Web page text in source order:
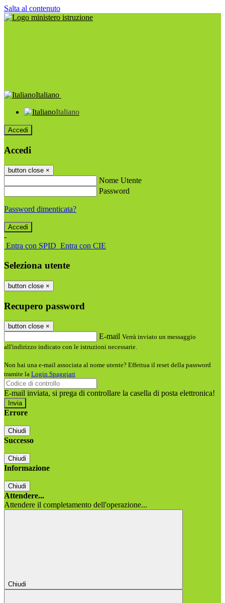
Salta al contenuto
Italiano
Italiano
Accedi
Accedi
button close ×
Nome Utente
Password
Password dimenticata?
-
Entra con SPID Entra con CIE
Seleziona utente
button close ×
Recupero password
button close ×
E-mail Verrà inviato un messaggio
all'indirizzo indicato con le istruzioni necessarie.
Non hai una e-mail associata al nome utente? Effettua il reset della password
tramite la Login Spaggiari
E-mail inviata, si prega di controllare la casella di posta elettronica!
Errore
Chiudi
Successo
Chiudi
Informazione
Chiudi
Attendere...
Attendere il completamento dell'operazione...
Chiudi